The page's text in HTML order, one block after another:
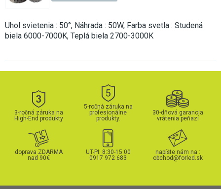
Uhol svietenia : 50°, Náhrada : 50W, Farba svetla : Studená
biela 6000-7000K, Teplá biela 2700-3000K
3-ročná záruka na
High-End produkty
5-ročná záruka na
profesionálne
produkty.
30-dňová garancia
vrátenia peňazí
doprava ZDARMA
nad 90€
UT-PI: 8:30-15:00
0917 972 683
napíšte nám na :
obchod@forled.sk